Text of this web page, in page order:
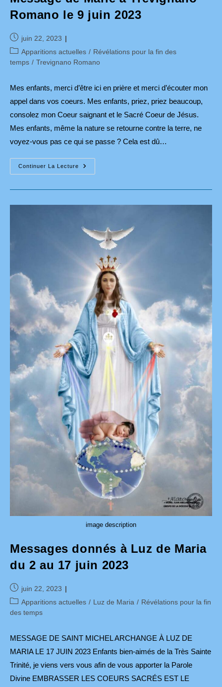
Romano le 9 juin 2023
Publication
publiée :
juin 22, 2023
Post
category:
Apparitions actuelles / Révélations pour la fin des
temps / Trevignano Romano
Mes enfants, merci d’être ici en prière et merci d’écouter mon
appel dans vos coeurs. Mes enfants, priez, priez beaucoup,
consolez mon Coeur saignant et le Sacré Coeur de Jésus.
Mes enfants, même la nature se retourne contre la terre, ne
voyez-vous pas ce qui se passe ? Cela est dû…
Continuer La Lecture
Message
De
À
2023
image description
Messages donnés à Luz de Maria
du 2 au 17 juin 2023
Publication
publiée :
juin 22, 2023
Post
category:
Apparitions actuelles / Luz de Maria / Révélations pour la fin
des temps
MESSAGE DE SAINT MICHEL ARCHANGE À LUZ DE
MARIA LE 17 JUIN 2023 Enfants bien-aimés de la Très Sainte
Trinité, je viens vers vous afin de vous apporter la Parole
Divine EMBRASSER LES COEURS SACRÉS EST LE